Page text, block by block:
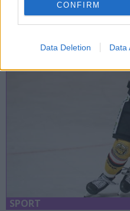
CONFIRM
Data Deletion Data
SPORT